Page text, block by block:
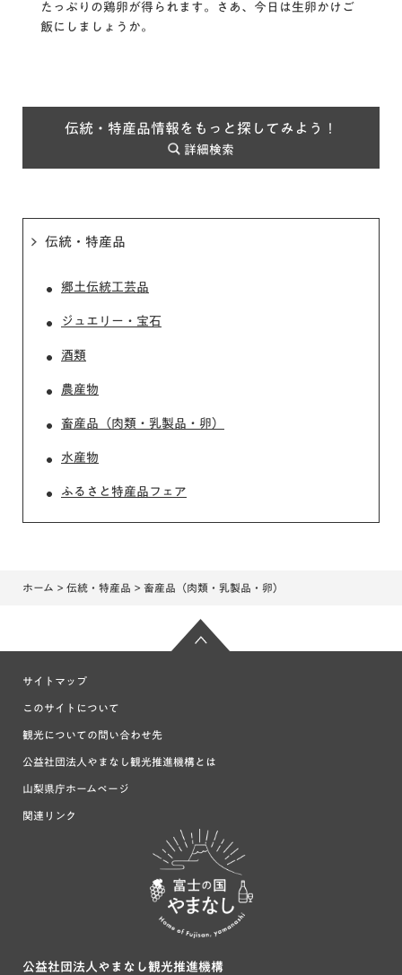
たっぷりの鶏卵が得られます。さあ、今日は生卵かけご
飯にしましょうか。
伝統・特産品情報をもっと探してみよう！
詳細検索
伝統・特産品
郷土伝統工芸品
ジュエリー・宝石
酒類
農産物
畜産品（肉類・乳製品・卵）
水産物
ふるさと特産品フェア
ホーム > 伝統・特産品 > 畜産品（肉類・乳製品・卵）
サイトマップ
このサイトについて
観光についての問い合わせ先
公益社団法人やまなし観光推進機構とは
山梨県庁ホームページ
関連リンク
富士の国や
まなし
公益社団法人やまなし観光推進機構